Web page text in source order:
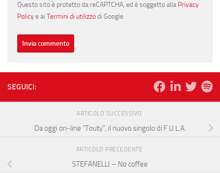
Questo sito è protetto da reCAPTCHA, ed è soggetto alla Privacy
Policye ai Termini di utilizzodi Google.
SEGUICI:
ARTICOLO SUCCESSIVO
Da oggi on-line “Touty”, il nuovo singolo di F.U.L.A.
ARTICOLO PRECEDENTE
STEFANELLI – No coffee